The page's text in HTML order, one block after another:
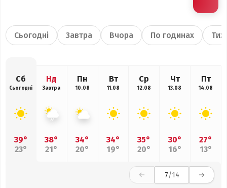
Сьогодні Завтра Вчора По годинах
Сб
Сьогодні
39°
23°
Нд
Завтра
38°
21°
Пн
10.08
34°
20°
Вт
11.08
34°
19°
Ср
12.08
35°
20°
Чт
13.08
30°
16°
Пт
14.08
27°
13°
7/14